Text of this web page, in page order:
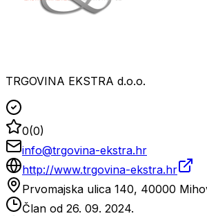
TRGOVINA EKSTRA d.o.o.
0(0)
info@trgovina-ekstra.hr
http://www.trgovina-ekstra.hr
Prvomajska ulica 140, 40000
Član od 26. 09. 2024.